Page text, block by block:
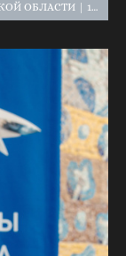
ГОСУДАРСТВЕННАЯ ЭКСПЕРТИЗА СВЕРДЛОВСКОЙ ОБЛАСТИ | 100+